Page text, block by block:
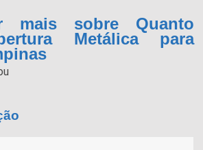
mais sobre Quanto
Metálica para